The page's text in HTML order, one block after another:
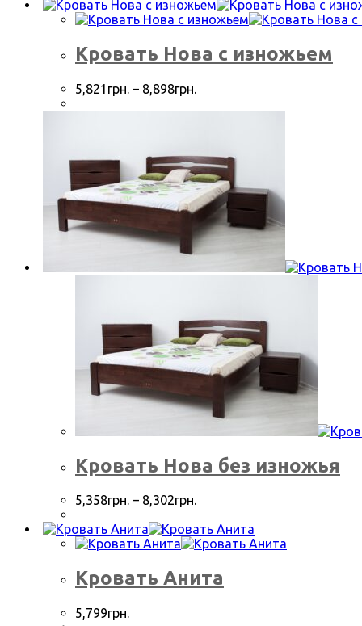
Кровать Нова с изножьем
5,821 грн. – 8,898грн.
Кровать Нова без изножья
5,358грн. – 8,302грн.
Кровать Анита
5,799грн.